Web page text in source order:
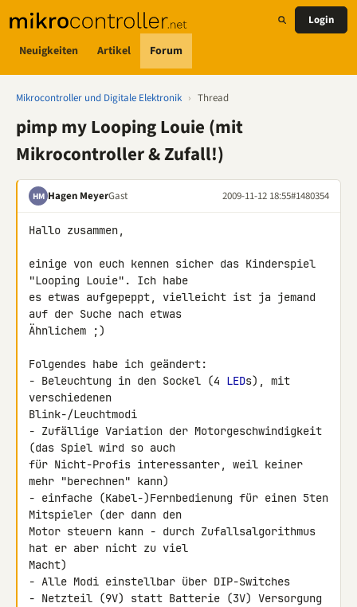
Neuigkeiten Artikel Forum
Login
Mikrocontroller und Digitale Elektronik › Thread
pimp my Looping Louie (mit
Mikrocontroller & Zufall!)
HM Hagen MeyerGast 2009-11-12 18:55#1480354
Hallo zusammen,
einige von euch kennen sicher das Kinderspiel
"Looping Louie". Ich habe
es etwas aufgepeppt, vielleicht ist ja jemand
auf der Suche nach etwas
Ähnlichem ;)
Folgendes habe ich geändert:
- Beleuchtung in den Sockel (4 LEDs), mit
verschiedenen
Blink-/Leuchtmodi
- Zufällige Variation der Motorgeschwindigkeit
(das Spiel wird so auch
für Nicht-Profis interessanter, weil keiner
mehr "berechnen" kann)
- einfache (Kabel-)Fernbedienung für einen 5ten
Mitspieler (der dann den
Motor steuern kann - durch Zufallsalgorithmus
hat er aber nicht zu viel
Macht)
- Alle Modi einstellbar über DIP-Switches
- Netzteil (9V) statt Batterie (3V) Versorgung